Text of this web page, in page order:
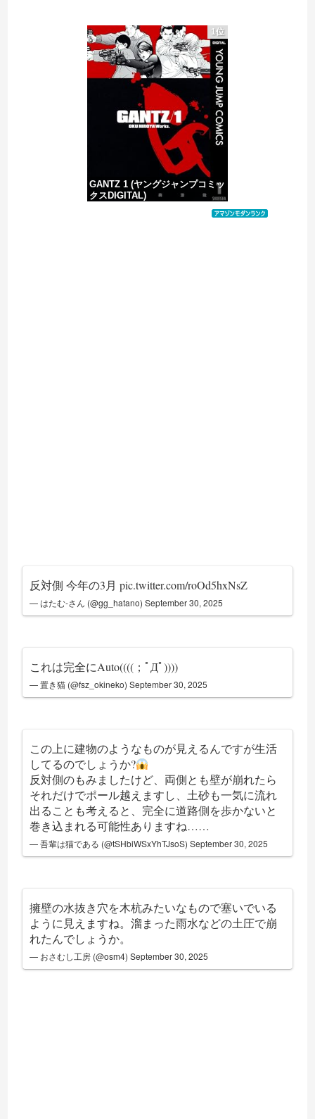
韓国警察、大韓サッカー協会を家宅捜索 代表監督選考巡り
（ ´_ゝ`）中道・立憲・公明、国会内で「熊本地震対策本部会議」各省庁からヒアリング・現地から意見聴取「パーティション、人手、宿泊施設の不足や、...
【移民政策反対】イオンの売り場で唐揚げを食う中国人の子供
1位
GANTZ 1 (ヤングジャンプコミッ
クスDIGITAL)
価格：¥100
反対側 今年の3月pic.twitter.com/roOd5hxNsZ
— はたむ-さん (@gg_hatano)September 30, 2025
これは完全にAuto((((；ﾟДﾟ))))
— 置き猫 (@fsz_okineko)September 30, 2025
この上に建物のようなものが見えるんですが生活
してるのでしょうか?
反対側のもみましたけど、両側とも壁が崩れたら
それだけでポール越えますし、土砂も一気に流れ
出ることも考えると、完全に道路側を歩かないと
巻き込まれる可能性ありますね……
— 吾輩は猫である (@tSHbiWSxYhTJsoS)September 30, 2025
擁壁の水抜き穴を木杭みたいなもので塞いでいる
ように見えますね。溜まった雨水などの土圧で崩
れたんでしょうか。
— おさむし工房 (@osm4)September 30, 2025